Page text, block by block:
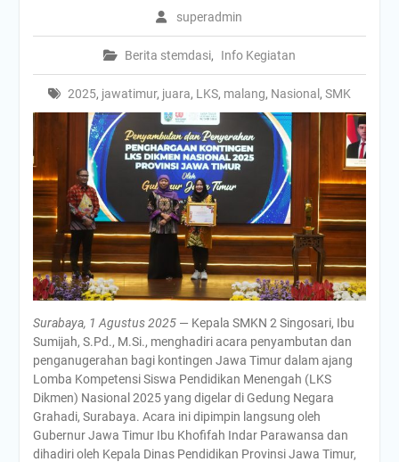
superadmin
Berita stemdasi, Info Kegiatan
2025, jawatimur, juara, LKS, malang, Nasional , SMK
Surabaya, 1 Agustus 2025— Kepala SMKN 2 Singosari, Ibu
Sumijah, S.Pd., M.Si., menghadiri acara penyambutan dan
penganugerahan bagi kontingen Jawa Timur dalam ajang
Lomba Kompetensi Siswa Pendidikan Menengah (LKS
Dikmen) Nasional 2025 yang digelar di Gedung Negara
Grahadi, Surabaya. Acara ini dipimpin langsung oleh
Gubernur Jawa Timur Ibu Khofifah Indar Parawansa dan
dihadiri oleh Kepala Dinas Pendidikan Provinsi Jawa Timur,